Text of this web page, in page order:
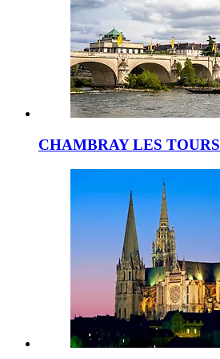
CHAMBRAY LES TOURS